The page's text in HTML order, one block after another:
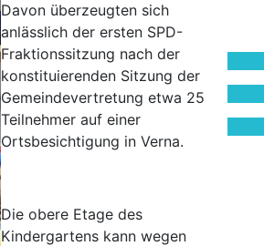
Davon überzeugten sich
anlässlich der ersten SPD-
Fraktionssitzung nach der
konstituierenden Sitzung der
Gemeindevertretung etwa 25
Teilnehmer auf einer
Ortsbesichtigung in Verna.
Die obere Etage des
Kindergartens kann wegen